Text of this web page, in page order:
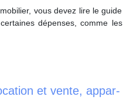
vous devez lire le guide
dépenses, comme les
et vente, ap­par­